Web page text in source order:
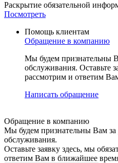
Раскрытие обязательной
Посмотреть
Помощь клиентам
Обращение в компанию
Мы будем признательны
обслуживания. Оставьте
рассмотрим и ответим
Написать обращение
Обращение в компанию
Мы будем признательны Вам за
обслуживания.
Оставьте заявку здесь, мы
ответим Вам в ближайшее